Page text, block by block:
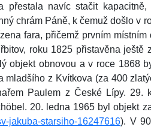
přestala navíc stačit
chrám Páně, k čemuž došlo v
fara, přičemž prvním
roku 1825 přistavěna ještě
objekt obnovou a v roce 1868
z Kvítkova (za 400
Paulem z České Lípy. 29.
20. ledna 1965 byl objekt
jakuba-starsiho-16247616). V